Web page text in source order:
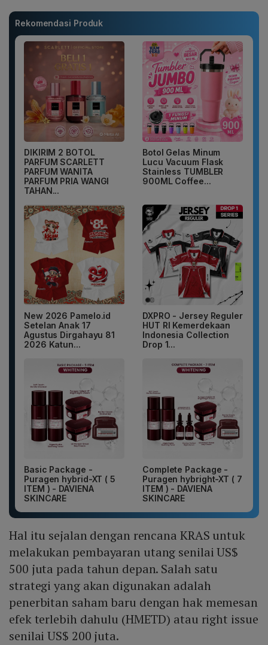
Rekomendasi Produk
DIKIRIM 2 BOTOL
PARFUM SCARLETT
PARFUM WANITA
PARFUM PRIA WANGI
TAHAN...
Botol Gelas Minum
Lucu Vacuum Flask
Stainless TUMBLER
900ML Coffee...
New 2026 Pamelo.id
Setelan Anak 17
Agustus Dirgahayu 81
2026 Katun...
DXPRO - Jersey Reguler
HUT RI Kemerdekaan
Indonesia Collection
Drop 1...
Basic Package -
Puragen hybrid-XT ( 5
ITEM ) - DAVIENA
SKINCARE
Complete Package -
Puragen hybright-XT ( 7
ITEM ) - DAVIENA
SKINCARE
Hal itu sejalan dengan rencana KRAS untuk
melakukan pembayaran utang senilai US$
500 juta pada tahun depan. Salah satu
strategi yang akan digunakan adalah
penerbitan saham baru dengan hak memesan
efek terlebih dahulu (HMETD) atau right issue
senilai US$ 200 juta.